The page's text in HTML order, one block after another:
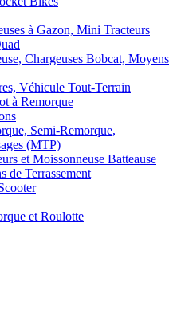
à Gazon, Mini Tracteurs
Chargeuses Bobcat, Moyens
Véhicule Tout-Terrain
à Remorque
Semi-Remorque,
(MTP)
et Moissonneuse Batteause
de Terrassement
et Roulotte